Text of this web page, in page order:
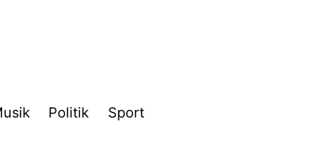
Politik Sport